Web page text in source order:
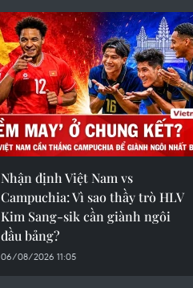
Nhận định Việt Nam vs
Campuchia: Vì sao thầy trò HLV
Kim Sang-sik cần giành ngôi
đầu bảng?
06/08/2026 11:05